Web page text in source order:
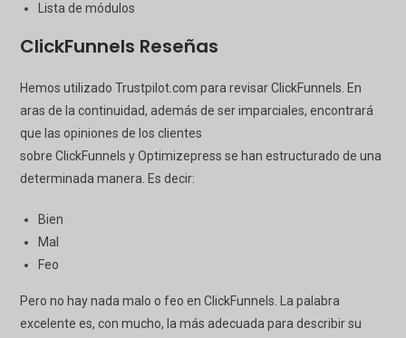
Lista de módulos
ClickFunnels Reseñas
Hemos utilizado Trustpilot.com para revisarClickFunnels . En
aras de la continuidad, además de ser imparciales, encontrará
que las opiniones de los clientes
sobreClickFunnels yOptimizepress se han estructurado de una
determinada manera. Es decir:
Bien
Mal
Feo
Pero no hay nada malo o feo enClickFunnels . La palabra
excelente es, con mucho, la más adecuada para describir su